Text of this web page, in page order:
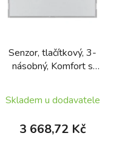
Senzor, tlačítkový, 3-
násobný, Komfort s
Skladem u dodavatele
3 668,72 Kč